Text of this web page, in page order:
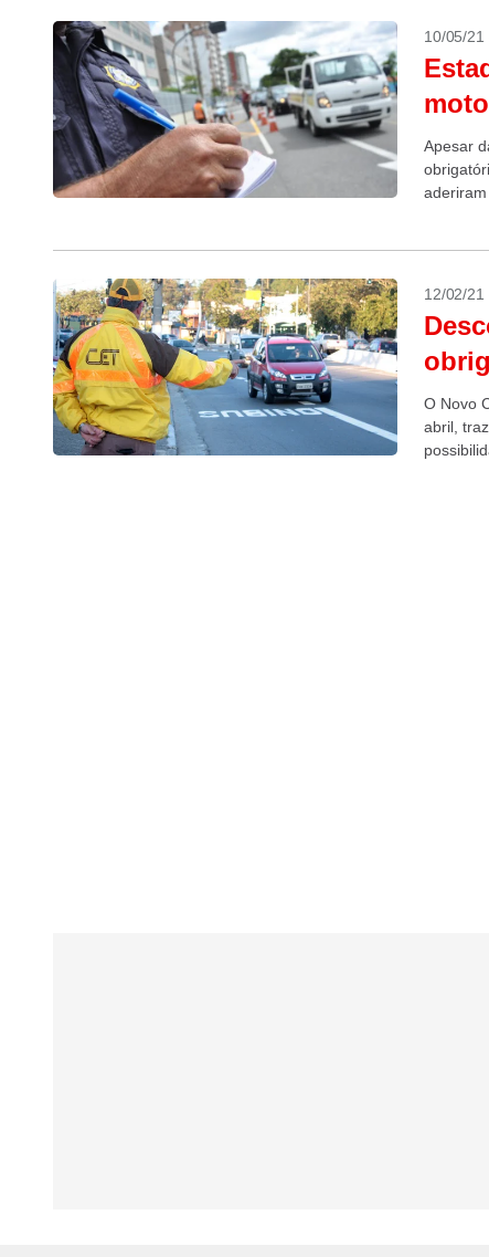
10/05/21
Apesar
12/02/21
O Novo
abril,